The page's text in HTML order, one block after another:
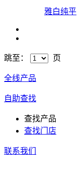
雅白纯平
跳至： 页
全线产品
自助查找
查找产品
查找门店
联系我们